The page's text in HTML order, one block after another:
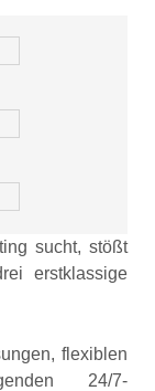
sucht, stößt
erstklassige
flexiblen
24/7-